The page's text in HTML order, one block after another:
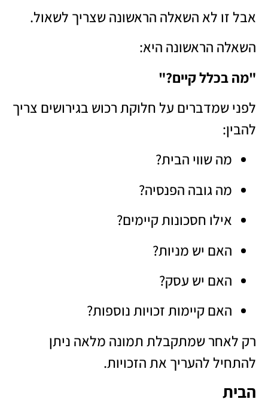
אבל זו לא השאלה הראשונה שצריך לשאול.
השאלה הראשונה היא:
"מה בכלל קיים?"
לפני שמדברים על חלוקת רכוש בגירושים צריך
להבין:
מה שווי הבית?
מה גובה הפנסיה?
אילו חסכונות קיימים?
האם יש מניות?
האם יש עסק?
האם קיימות זכויות נוספות?
רק לאחר שמתקבלת תמונה מלאה ניתן
להתחיל להעריך את הזכויות.
הבית